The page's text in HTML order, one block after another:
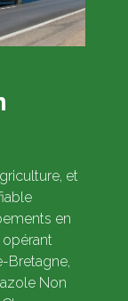
et
en
opérant
Bretagne,
Non